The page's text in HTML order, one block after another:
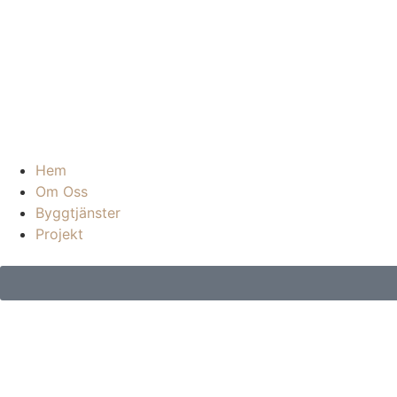
Hem
Om Oss
Byggtjänster
Projekt